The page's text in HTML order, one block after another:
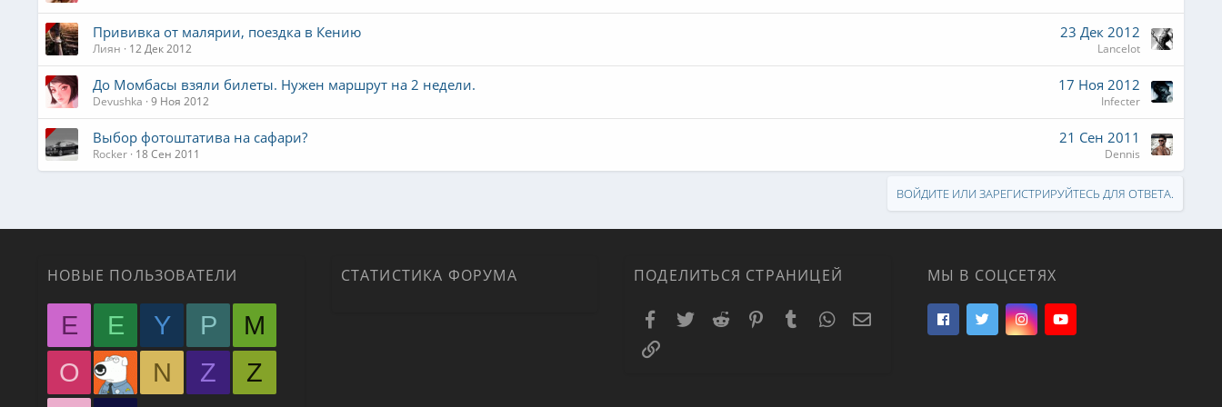
Прививка от малярии, поездка в Кению
Лиян 12 Дек 2012
23 Дек 2012
Lancelot
До Момбасы взяли билеты. Нужен маршрут на 2 недели.
Devushka 9 Ноя 2012
17 Ноя 2012
Infecter
Выбор фотоштатива на сафари?
Rocker 18 Сен 2011
21 Сен 2011
Dennis
ВОЙДИТЕ ИЛИ ЗАРЕГИСТРИРУЙТЕСЬ ДЛЯ ОТВЕТА.
НОВЫЕ ПОЛЬЗОВАТЕЛИ
E E Y P
M
O
N Z
Z
СТАТИСТИКА ФОРУМА ПОДЕЛИТЬСЯ СТРАНИЦЕЙ
Facebook
TwitterReddit PinterestTumblrWhatsAppЭлектронная почта
Ссылка
МЫ В СОЦСЕТЯХ